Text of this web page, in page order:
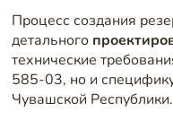
Процесс создания
детального
технические
585-03, но и
Чувашской Республики.